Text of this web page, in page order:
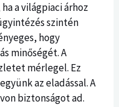
a világpiaci árhoz
szintén
hogy
minőségét. A
mérlegel. Ez
az eladással. A
biztonságot ad.